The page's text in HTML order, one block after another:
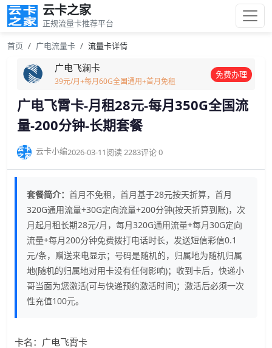
云卡之家
正规流量卡推荐平台
首页 广电流量卡 流量卡详情
广电飞澜卡
39元/月+每月60G全国通用+首月免租
免费办理
广电飞霄卡-月租28元-每月350G全国流
量-200分钟-长期套餐
云卡小编2026-03-11阅读 2283评论 0
套餐简介： 首月不免租，首月基于28元按天折算，首月
320G通用流量+30G定向流量+200分钟(按天折算到账)，次
月起月租长期28元/月，每月320G通用流量+每月30G定向
流量+每月200分钟免费拨打电话时长，发送短信彩信0.1
元/条，赠送来电显示；号码是随机的，归属地为随机归属
地(随机的归属地对用卡没有任何影响)；收到卡后，快递小
哥当面为您激活(可与快递预约激活时间)；激活后必须一次
性充值100元。
卡名：广电飞霄卡